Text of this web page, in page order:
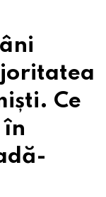
Ce
în